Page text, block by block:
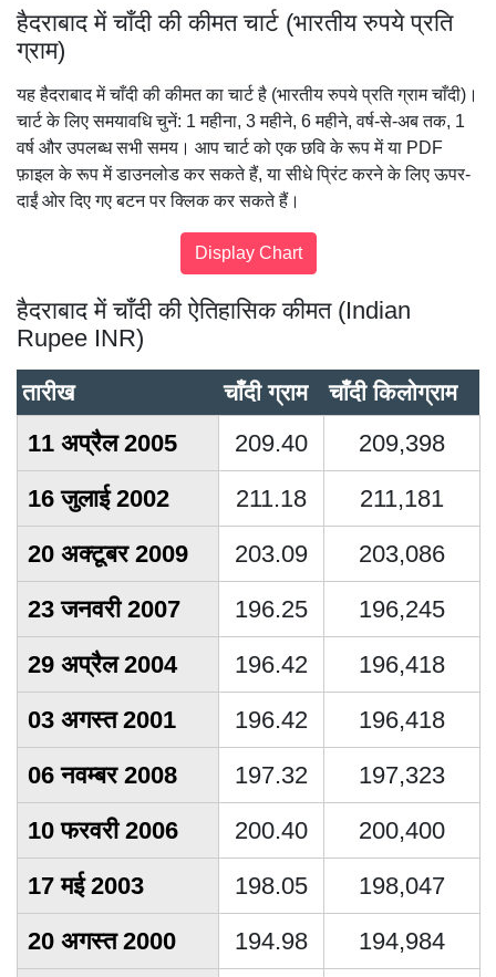
हैदराबाद में चाँदी की कीमत चार्ट (भारतीय रुपये प्रति
ग्राम)
यह हैदराबाद में चाँदी की कीमत का चार्ट है (भारतीय रुपये प्रति ग्राम चाँदी)।
चार्ट के लिए समयावधि चुनें: 1 महीना, 3 महीने, 6 महीने, वर्ष-से-अब तक, 1
वर्ष और उपलब्ध सभी समय। आप चार्ट को एक छवि के रूप में या PDF
फ़ाइल के रूप में डाउनलोड कर सकते हैं, या सीधे प्रिंट करने के लिए ऊपर-
दाईं ओर दिए गए बटन पर क्लिक कर सकते हैं।
हैदराबाद में चाँदी की ऐतिहासिक कीमत (Indian
Rupee INR)
तारीख चाँदी ग्राम चाँदी किलोग्राम
11 अप्रैल 2005 209.40
209,398
16 जुलाई 2002
211.18
211,181
20 अक्टूबर 2009
203.09
203,086
23 जनवरी 2007
196.25
196,245
29 अप्रैल 2004
196.42
196,418
03 अगस्त 2001
196.42
196,418
06 नवम्बर 2008
197.32
197,323
10 फरवरी 2006
200.40
200,400
17 मई 2003
198.05
198,047
20 अगस्त 2000
194.98 194,984